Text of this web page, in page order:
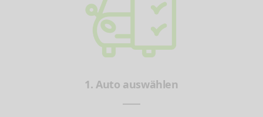
1. Auto auswählen